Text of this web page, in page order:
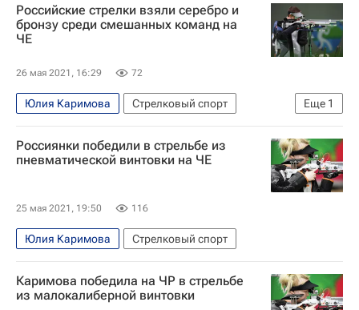
Российские стрелки взяли серебро и
бронзу среди смешанных команд на
ЧЕ
26 мая 2021, 16:29 72
Еще 1
Юлия Каримова
Стрелковый спорт
Владимир Масленников
Россиянки победили в стрельбе из
пневматической винтовки на ЧЕ
25 мая 2021, 19:50 116
Юлия Каримова Стрелковый спорт
Каримова победила на ЧР в стрельбе
из малокалиберной винтовки